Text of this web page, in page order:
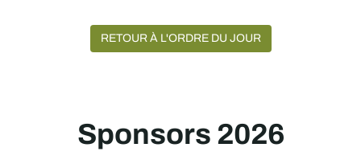
RETOUR À L'ORDRE DU JOUR
Sponsors 2026